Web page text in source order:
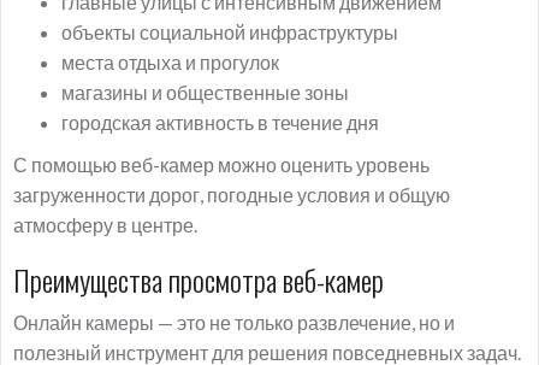
объекты социальной инфраструктуры
места отдыха и прогулок
магазины и общественные зоны
городская активность в течение дня
С помощью веб-камер можно оценить уровень
загруженности дорог, погодные условия и общую
атмосферу в центре.
Преимущества просмотра веб-камер
Онлайн камеры — это не только развлечение, но и
полезный инструмент для решения повседневных задач.